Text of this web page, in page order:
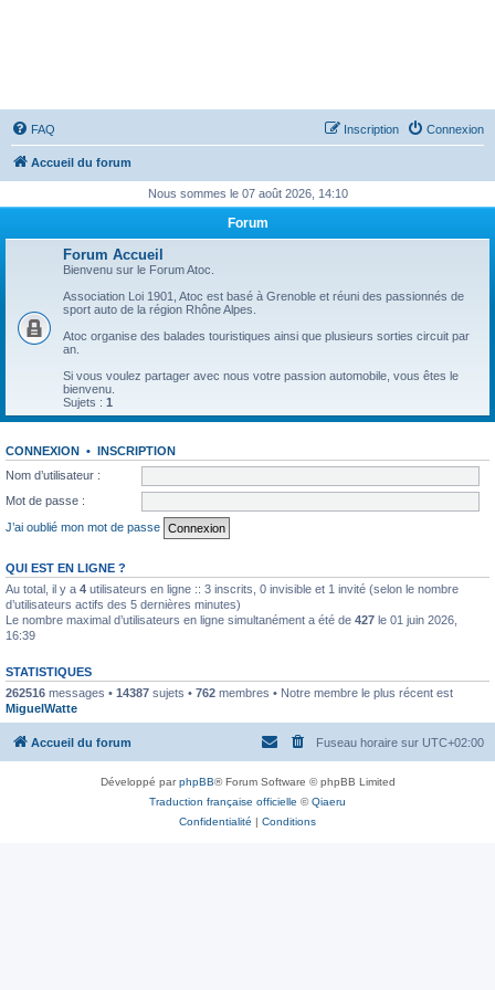
FAQ Connexion
Inscription
Accueil du forum
Nous sommes le 07 août 2026, 14:10
Forum
Forum Accueil
Bienvenu sur le Forum Atoc.
Association Loi 1901, Atoc est basé à Grenoble et réuni des passionnés de
sport auto de la région Rhône Alpes.
Atoc organise des balades touristiques ainsi que plusieurs sorties circuit par
an.
Si vous voulez partager avec nous votre passion automobile, vous êtes le
bienvenu.
Sujets : 1
CONNEXION • INSCRIPTION
Nom d’utilisateur :
Mot de passe :
J’ai oublié mon mot de passe
QUI EST EN LIGNE ?
Au total, il y a 4 utilisateurs en ligne :: 3 inscrits, 0 invisible et 1 invité (selon le nombre
d’utilisateurs actifs des 5 dernières minutes)
Le nombre maximal d’utilisateurs en ligne simultanément a été de 427 le 01 juin 2026,
16:39
STATISTIQUES
262516 messages • 14387 sujets • 762 membres • Notre membre le plus récent est
MiguelWatte
Accueil du forum Fuseau horaire sur UTC+02:00
Développé parphpBB® Forum Software © phpBB Limited
Traduction française officielle ©Qiaeru
Confidentialité | Conditions